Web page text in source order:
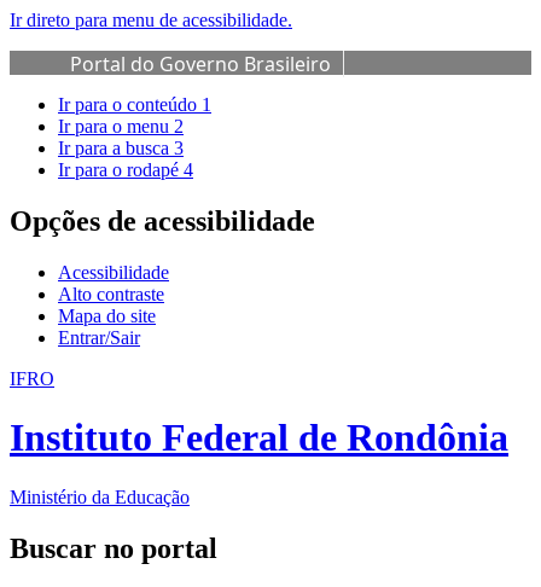
Ir direto para menu de acessibilidade.
Portal do Governo Brasileiro
Ir para o conteúdo 1
Ir para o menu 2
Ir para a busca 3
Ir para o rodapé 4
Opções de acessibilidade
Acessibilidade
Alto contraste
Mapa do site
Entrar/Sair
IFRO
Instituto Federal de Rondônia
Ministério da Educação
Buscar no portal